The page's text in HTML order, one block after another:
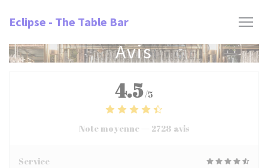
Eclipse - The Table Bar
Avis
4.5/5
Note moyenne — 2728 avis
Service